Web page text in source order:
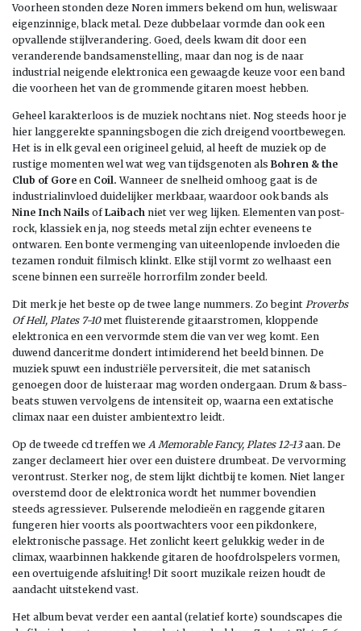
Voorheen stonden deze Noren immers bekend om hun, weliswaar
eigenzinnige, black metal. Deze dubbelaar vormde dan ook een
opvallende stijlverandering. Goed, deels kwam dit door een
veranderende bandsamenstelling, maar dan nog is de naar
industrial neigende elektronica een gewaagde keuze voor een band
die voorheen het van de grommende gitaren moest hebben.
Geheel karakterloos is de muziek nochtans niet. Nog steeds hoor je
hier langgerekte spanningsbogen die zich dreigend voortbewegen.
Het is in elk geval een origineel geluid, al heeft de muziek op de
rustige momenten wel wat weg van tijdsgenoten als Bohren & the
Club of Gore en Coil.Wanneer de snelheid omhoog gaat is de
industrialinvloed duidelijker merkbaar, waardoor ook bands als
Nine Inch Nails ofLaibach niet ver weg lijken. Elementen van post-
rock, klassiek en ja, nog steeds metal zijn echter eveneens te
ontwaren. Een bonte vermenging van uiteenlopende invloeden die
tezamen ronduit filmisch klinkt. Elke stijl vormt zo welhaast een
scene binnen een surreële horrorfilm zonder beeld.
Dit merk je het beste op de twee lange nummers. Zo begint Proverbs
Of Hell, Plates 7-10met fluisterende gitaarstromen, kloppende
elektronica en een vervormde stem die van ver weg komt. Een
duwend danceritme dondert intimiderend het beeld binnen. De
muziek spuwt een industriële perversiteit, die met satanisch
genoegen door de luisteraar mag worden ondergaan. Drum & bass-
beats stuwen vervolgens de intensiteit op, waarna een extatische
climax naar een duister ambientextro leidt.
Op de tweede cd treffen we A Memorable Fancy, Plates 12-13aan. De
zanger declameert hier over een duistere drumbeat. De vervorming
verontrust. Sterker nog, de stem lijkt dichtbij te komen. Niet langer
overstemd door de elektronica wordt het nummer bovendien
steeds agressiever. Pulserende melodieën en raggende gitaren
fungeren hier voorts als poortwachters voor een pikdonkere,
elektronische passage. Het zonlicht keert gelukkig weder in de
climax, waarbinnen hakkende gitaren de hoofdrolspelers vormen,
een overtuigende afsluiting! Dit soort muzikale reizen houdt de
aandacht uitstekend vast.
Het album bevat verder een aantal (relatief korte) soundscapes die